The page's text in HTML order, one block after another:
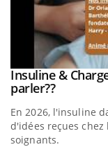
Youtube
Insuline &
parler??Youtube
En 2026, l'insuline
d'idées reçues
soignants.